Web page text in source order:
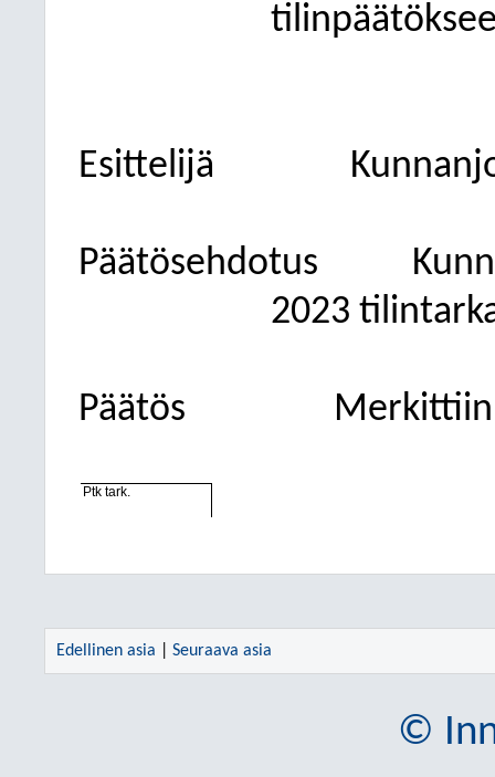
Esittelijä
Päätösehdotus
2023
Päätös
Ptk tark.
Edellinen asia Seuraava asia
©